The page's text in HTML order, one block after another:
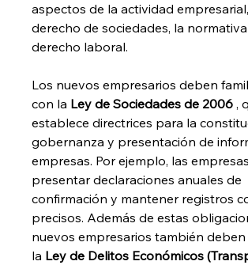
aspectos de la actividad
derecho de sociedades, la
derecho laboral.
Los nuevos empresarios deben
con la Ley de Sociedades de 2006 ,
establece directrices para la
gobernanza y presentación de
empresas. Por ejemplo, las
presentar declaraciones anuales de
confirmación y mantener registros
precisos. Además de estas
nuevos empresarios también
la Ley de Delitos Económicos